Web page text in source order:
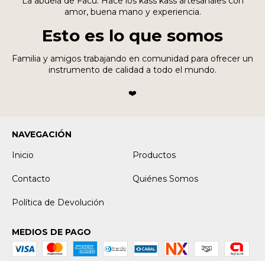
amor, buena mano y experiencia.
Esto es lo que somos
Familia y amigos trabajando en comunidad para ofrecer un
instrumento de calidad a todo el mundo.
❤️
NAVEGACIÓN
Inicio
Productos
Contacto Quiénes Somos
Política de Devolución
MEDIOS DE PAGO